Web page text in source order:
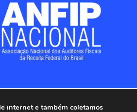
internet e também coletamos